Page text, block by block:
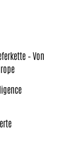
– Von